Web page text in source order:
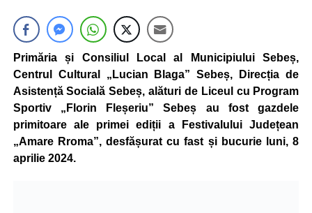
Primăria și Consiliul Local al Municipiului Sebeș,
Centrul Cultural „Lucian Blaga” Sebeș, Direcția de
Asistență Socială Sebeș, alături de Liceul cu Program
Sportiv „Florin Fleșeriu” Sebeș au fost gazdele
primitoare ale primei ediții a Festivalului Județean
„Amare Rroma”, desfășurat cu fast și bucurie luni, 8
aprilie 2024.